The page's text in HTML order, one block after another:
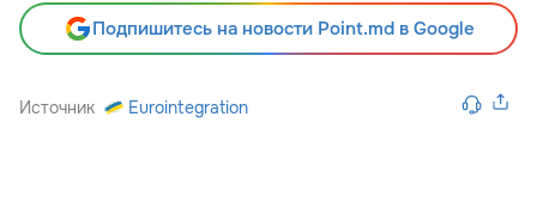
Подпишитесь на новости Point.md в Google
Источник Eurointegration